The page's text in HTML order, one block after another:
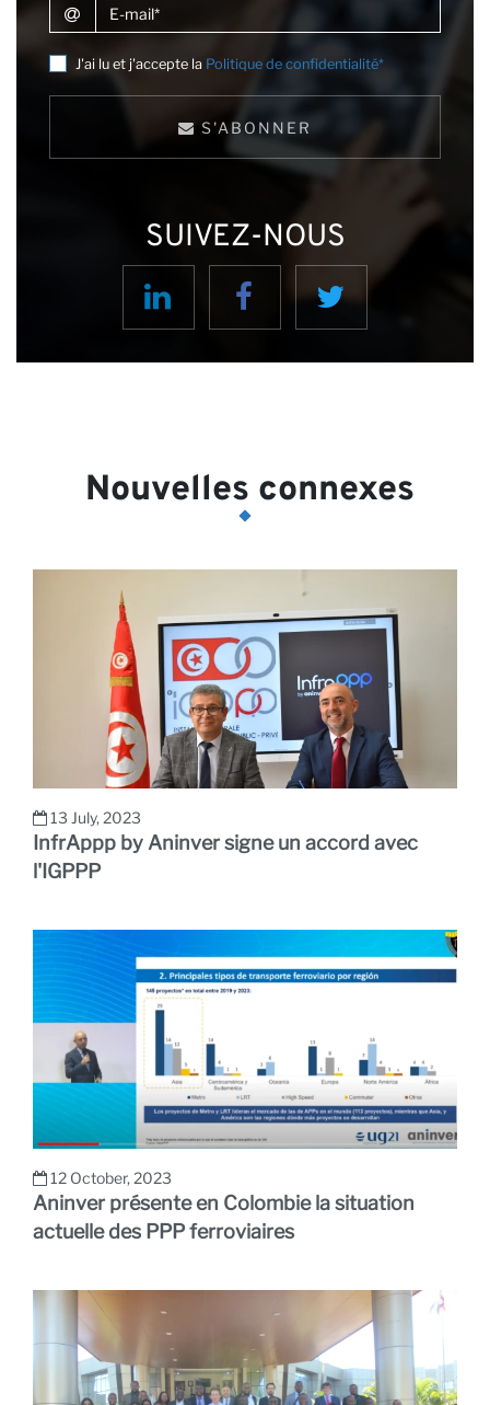
E-mail
J'ai lu et j'accepte la Politique de confidentialité*
S'ABONNER
SUIVEZ-NOUS
Nouvelles connexes
13 July, 2023
InfrAppp by Aninver signe un accord avec
l'IGPPP
12 October, 2023
Aninver présente en Colombie la situation
actuelle des PPP ferroviaires